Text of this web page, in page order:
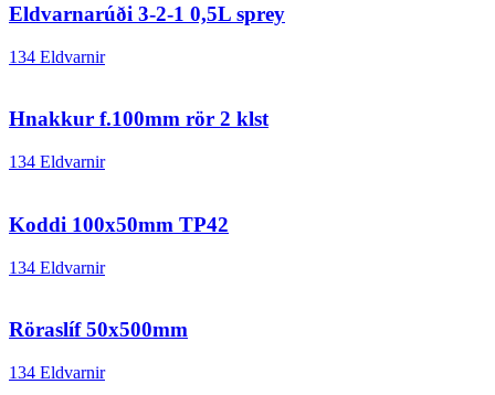
Eldvarnarúði 3-2-1 0,5L sprey
134 Eldvarnir
Hnakkur f.100mm rör 2 klst
134 Eldvarnir
Koddi 100x50mm TP42
134 Eldvarnir
Röraslíf 50x500mm
134 Eldvarnir